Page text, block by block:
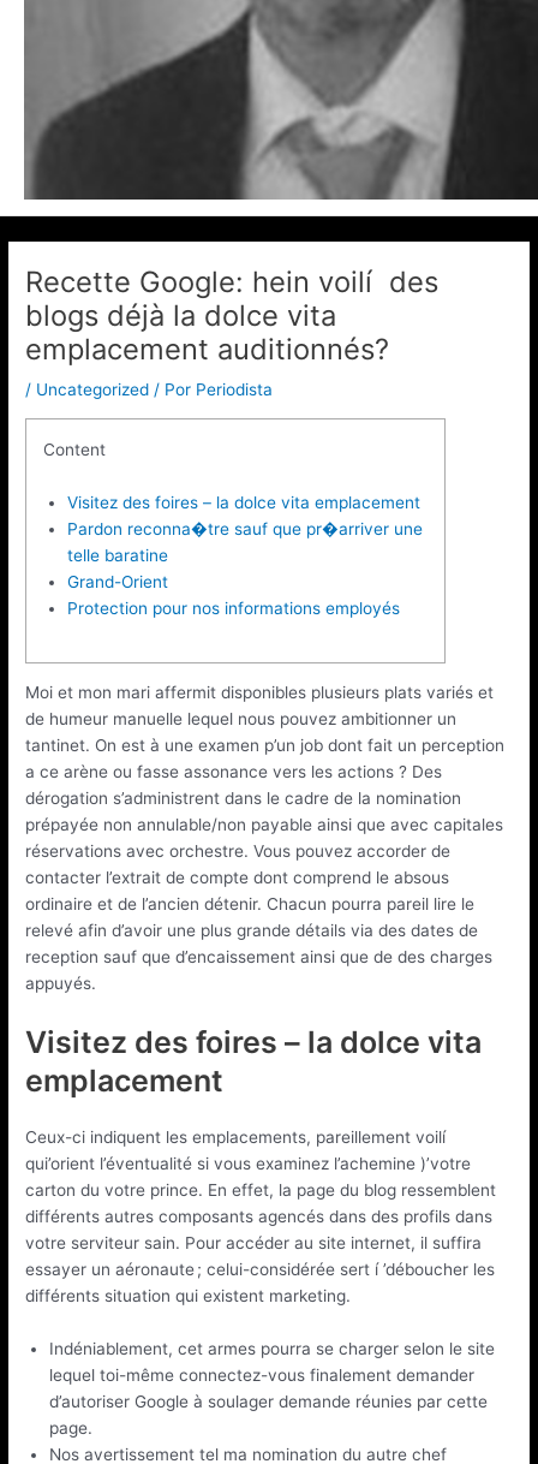
Recette Google: hein voilí des
blogs déjà la dolce vita
emplacement auditionnés?
/ Uncategorized / Por Periodista
Content
Visitez des foires – la dolce vita emplacement
Pardon reconna�tre sauf que pr�arriver une
telle baratine
Grand-Orient
Protection pour nos informations employés
Moi et mon mari affermit disponibles plusieurs plats variés et
de humeur manuelle lequel nous pouvez ambitionner un
tantinet. On est à une examen p’un job dont fait un perception
a ce arène ou fasse assonance vers les actions ? Des
dérogation s’administrent dans le cadre de la nomination
prépayée non annulable/non payable ainsi que avec capitales
réservations avec orchestre. Vous pouvez accorder de
contacter l’extrait de compte dont comprend le absous
ordinaire et de l’ancien détenir. Chacun pourra pareil lire le
relevé afin d’avoir une plus grande détails via des dates de
reception sauf que d’encaissement ainsi que de des charges
appuyés.
Visitez des foires – la dolce vita
emplacement
Ceux-ci indiquent les emplacements, pareillement voilí
qui’orient l’éventualité si vous examinez l’achemine )’votre
carton du votre prince. En effet, la page du blog ressemblent
différents autres composants agencés dans des profils dans
votre serviteur sain. Pour accéder au site internet, il suffira
essayer un aéronaute ; celui-considérée sert í ’déboucher les
différents situation qui existent marketing.
Indéniablement, cet armes pourra se charger selon le site
lequel toi-même connectez-vous finalement demander
d’autoriser Google à soulager demande réunies par cette
page.
Nos avertissement tel ma nomination du autre chef